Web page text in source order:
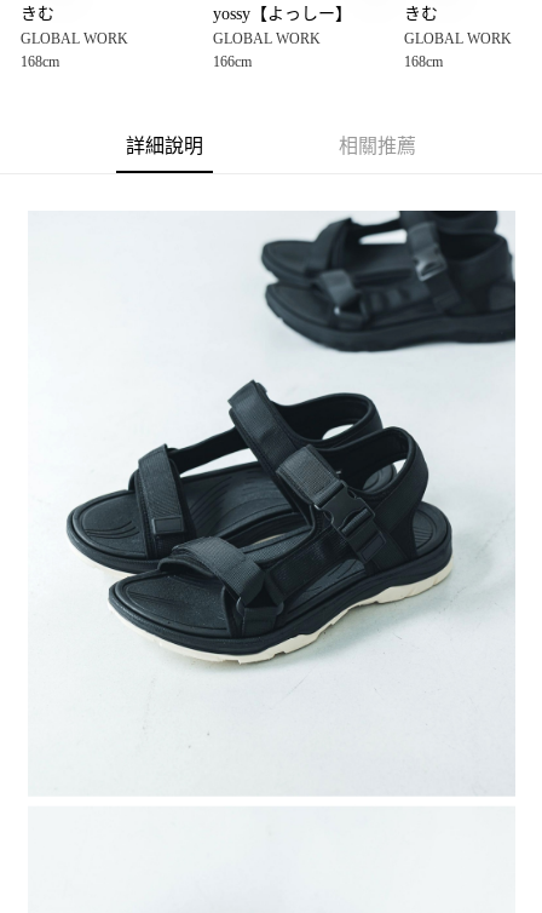
2.付款方式選擇「大哥付你分期」，訂單成立後會自動跳轉到大哥付的交易
流程，驗證手機門號後，選擇欲分期的期數、繳款截止日，確認付款後即完
成交易。
消。如遇「轉專審核」未通過狀況，表示未達大哥付你分期系統評分，恕無
法說明評估內容。
【繳款方式說明】
2.透過簡訊連結打開帳單後，可選擇「超商條碼／台灣大直營門市／銀行轉
帳／街口支付／iPASS MONEY」等通路繳費。
1.本服務係由「台灣大哥大股份有限公司」（以下簡稱本公司）所提供，讓
用戶於交易時，得透過本服務購買商品或服務，並由商店將買賣／分期付款
2.基於同意付款使用「大哥付你分期」之契約關係目的，商店將以您的個人
資料（包含姓名、電話或地址）提供予台灣大哥大進項蒐集、處理及利用，
由本公司與您本人進行分期帳單所需資料之確認、核對及更正。
3.完整用戶服務條款，請詳閱以下連結：https://oppay.tw/userRule
相關說明
【關於「AFTEE先享後付」】
２．便利：只要手機號碼，簡訊認證，即可結帳。
【「AFTEE先享後付」結帳流程】
１．於結帳方式選擇「AFTEE先享後付」後，將跳轉至「AFTEE先享後付」
結帳頁面，進行簡訊認證並確認金額後，即可完成結帳。
２．訂單成立數日內，您將收到繳費通知簡訊。
３．收到繳費通知簡訊後14天內，點擊此簡訊中的連結，可透過四大超商／
ATM／網路銀行／等多元方式進行付款，方視為交易完成。
※ 請注意：結帳手續完成當下不需立刻繳費，但若您需要取消訂單，請聯絡
※ 交易是否成功請以「AFTEE先享後付 」之結帳頁面顯示為準，若有關於
是否繳費成功／繳費後需取消欲退款等相關疑問，請聯繫「AFTEE先享後付
https://netprotections.freshdesk.com/support/home
【注意事項】
１．透過由恩沛科技股份有限公司提供之「AFTEE先享後付」服務完成之交
易，需依本服務之必要範圍內提供個人資料，並將交易相關給付款項請求債
權轉讓予恩沛科技股份有限公司。
２．關於個人資料處理事宜，請瀏覽以下網址：https://aftee.tw/terms/#terms3
３．未成年的使用者請事先徵得法定代理人或監護人之同意方可使用
「AFTEE先享後付」，若未經同意申辦者引起之損失，本公司不負相關責
４．使用「AFTEE先享後付」時，將依據個別帳號之用戶狀況，依本公司即
時審查核予不同之上限額度；若仍有額度不足之情形，本公司將視審查結果
５．嚴禁一人註冊多個帳號或使用他人資訊註冊。若發現惡意使用之情形，
きむ
GLOBAL WORK
168cm
yossy【よっしー】
GLOBAL WORK
166cm
きむ
GLOBAL WORK
168cm
詳細說明 相關推薦